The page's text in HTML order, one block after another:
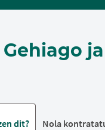
Gehiago
dit? Nola